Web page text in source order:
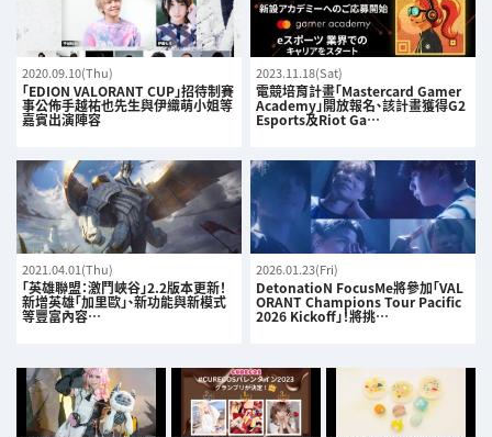
2020.09.10(Thu)
「EDION VALORANT CUP」招待制賽
事公佈手越祐也先生與伊織萌小姐等
嘉賓出演陣容
2023.11.18(Sat)
電競培育計畫「Mastercard Gamer
Academy」開放報名、該計畫獲得G2
Esports及Riot Ga…
2021.04.01(Thu)
「英雄聯盟：激鬥峽谷」2.2版本更新！
新增英雄「加里歐」、新功能與新模式
等豐富內容…
2026.01.23(Fri)
DetonatioN FocusMe將參加「VAL
ORANT Champions Tour Pacific
2026 Kickoff」！將挑…